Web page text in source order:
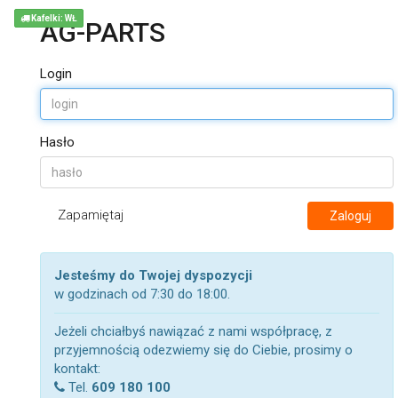
AG-PARTS
Login
Hasło
Zapamiętaj Zaloguj
Jesteśmy do Twojej dyspozycji
w godzinach od 7:30 do 18:00.
Jeżeli chciałbyś nawiązać z nami współpracę, z
przyjemnością odezwiemy się do Ciebie, prosimy o
kontakt:
Tel. 609 180 100
Kafelki: WŁ